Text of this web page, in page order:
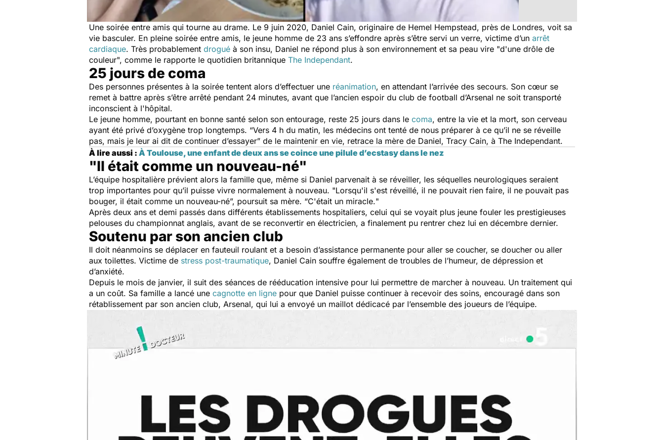
Une soirée entre amis qui tourne au drame. Le 9 juin 2020, Daniel Cain, originaire de Hemel Hempstead, près de Londres, voit sa
vie basculer. En pleine soirée entre amis, le jeune homme de 23 ans s’effondre après s’être servi un verre, victime d’un arrêt
cardiaque. Très probablement drogué à son insu, Daniel ne répond plus à son environnement et sa peau vire "d'une drôle de
couleur", comme le rapporte le quotidien britannique The Independant.
25 jours de coma
Des personnes présentes à la soirée tentent alors d’effectuer une réanimation, en attendant l’arrivée des secours. Son cœur se
remet à battre après s’être arrêté pendant 24 minutes, avant que l’ancien espoir du club de football d’Arsenal ne soit transporté
inconscient à l'hôpital.
Le jeune homme, pourtant en bonne santé selon son entourage, reste 25 jours dans le coma, entre la vie et la mort, son cerveau
ayant été privé d’oxygène trop longtemps. “Vers 4 h du matin, les médecins ont tenté de nous préparer à ce qu’il ne se réveille
pas, mais je leur ai dit de continuer d’essayer” de le maintenir en vie, retrace la mère de Daniel, Tracy Cain, à The Independant.
À lire aussi : À Toulouse, une enfant de deux ans se coince une pilule d’ecstasy dans le nez
"Il était comme un nouveau-né"
L’équipe hospitalière prévient alors la famille que, même si Daniel parvenait à se réveiller, les séquelles neurologiques seraient
trop importantes pour qu’il puisse vivre normalement à nouveau. "Lorsqu'il s'est réveillé, il ne pouvait rien faire, il ne pouvait pas
bouger, il était comme un nouveau-né”, poursuit sa mère. “C'était un miracle."
Après deux ans et demi passés dans différents établissements hospitaliers, celui qui se voyait plus jeune fouler les prestigieuses
pelouses du championnat anglais, avant de se reconvertir en électricien, a finalement pu rentrer chez lui en décembre dernier.
Soutenu par son ancien club
Il doit néanmoins se déplacer en fauteuil roulant et a besoin d’assistance permanente pour aller se coucher, se doucher ou aller
aux toilettes. Victime de stress post-traumatique, Daniel Cain souffre également de troubles de l’humeur, de dépression et
d’anxiété.
Depuis le mois de janvier, il suit des séances de rééducation intensive pour lui permettre de marcher à nouveau. Un traitement qui
a un coût. Sa famille a lancé une cagnotte en ligne pour que Daniel puisse continuer à recevoir des soins, encouragé dans son
rétablissement par son ancien club, Arsenal, qui lui a envoyé un maillot dédicacé par l’ensemble des joueurs de l’équipe.